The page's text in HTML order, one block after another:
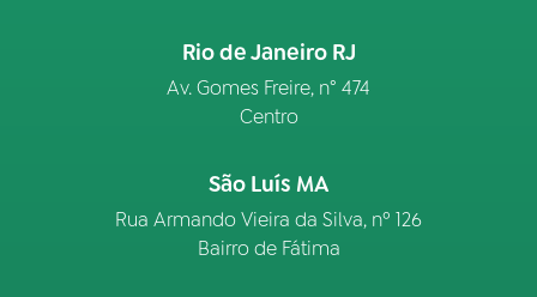
Rio de Janeiro RJ
Av. Gomes Freire, n° 474
Centro
São Luís MA
Rua Armando Vieira da Silva, nº 126
Bairro de Fátima